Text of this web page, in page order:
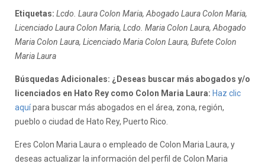
Etiquetas: Lcdo. Laura Colon Maria, Abogado Laura Colon Maria,
Licenciado Laura Colon Maria, Lcdo. Maria Colon Laura, Abogado
Maria Colon Laura, Licenciado Maria Colon Laura, Bufete Colon
Maria Laura
Búsquedas Adicionales: ¿Deseas buscar más abogados y/o
licenciados en Hato Rey como Colon Maria Laura: Haz clic
aquípara buscar más abogados en el área, zona, región,
pueblo o ciudad de Hato Rey, Puerto Rico.
Eres Colon Maria Laura o empleado de Colon Maria Laura, y
deseas actualizar la información del perfil de Colon Maria